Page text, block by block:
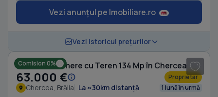
Vezi anunțul pe Imobiliare.ro
Vezi istoricul prețurilor
Comision 0%
Casă cu 2 camere cu Teren 134 Mp în Chercea
63.000 € Proprietar
Chercea, Brăila La ~30km distanță 1 lună în urmă